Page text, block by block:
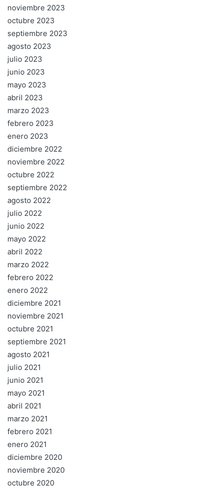
noviembre 2023
octubre 2023
septiembre 2023
agosto 2023
julio 2023
junio 2023
mayo 2023
abril 2023
marzo 2023
febrero 2023
enero 2023
diciembre 2022
noviembre 2022
octubre 2022
septiembre 2022
agosto 2022
julio 2022
junio 2022
mayo 2022
abril 2022
marzo 2022
febrero 2022
enero 2022
diciembre 2021
noviembre 2021
octubre 2021
septiembre 2021
agosto 2021
julio 2021
junio 2021
mayo 2021
abril 2021
marzo 2021
febrero 2021
enero 2021
diciembre 2020
noviembre 2020
octubre 2020